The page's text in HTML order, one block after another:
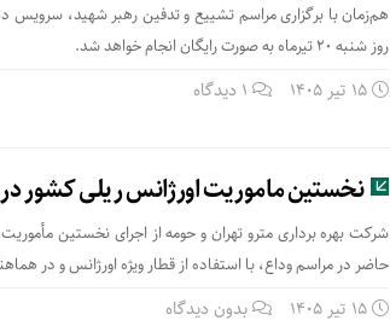
روز شنبه ۲۰ تیرماه به صورت رایگان انجام خواهد شد.
15 تیر 1405 1 دیدگاه
نخستین ماموریت اورژانس ریلی کشور در
شرکت بهره برداری مترو تهران و حومه از اجرای نخستین
حاضر در مراسم وداع، با استفاده از قطار ویژه اورژانس و در
15 تیر 1405 بدون دیدگاه